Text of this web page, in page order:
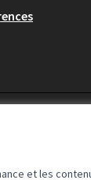
et les